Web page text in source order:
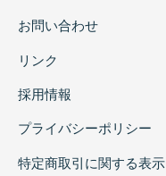
お問い合わせ
リンク
採用情報
プライバシーポリシー
特定商取引に関する表示